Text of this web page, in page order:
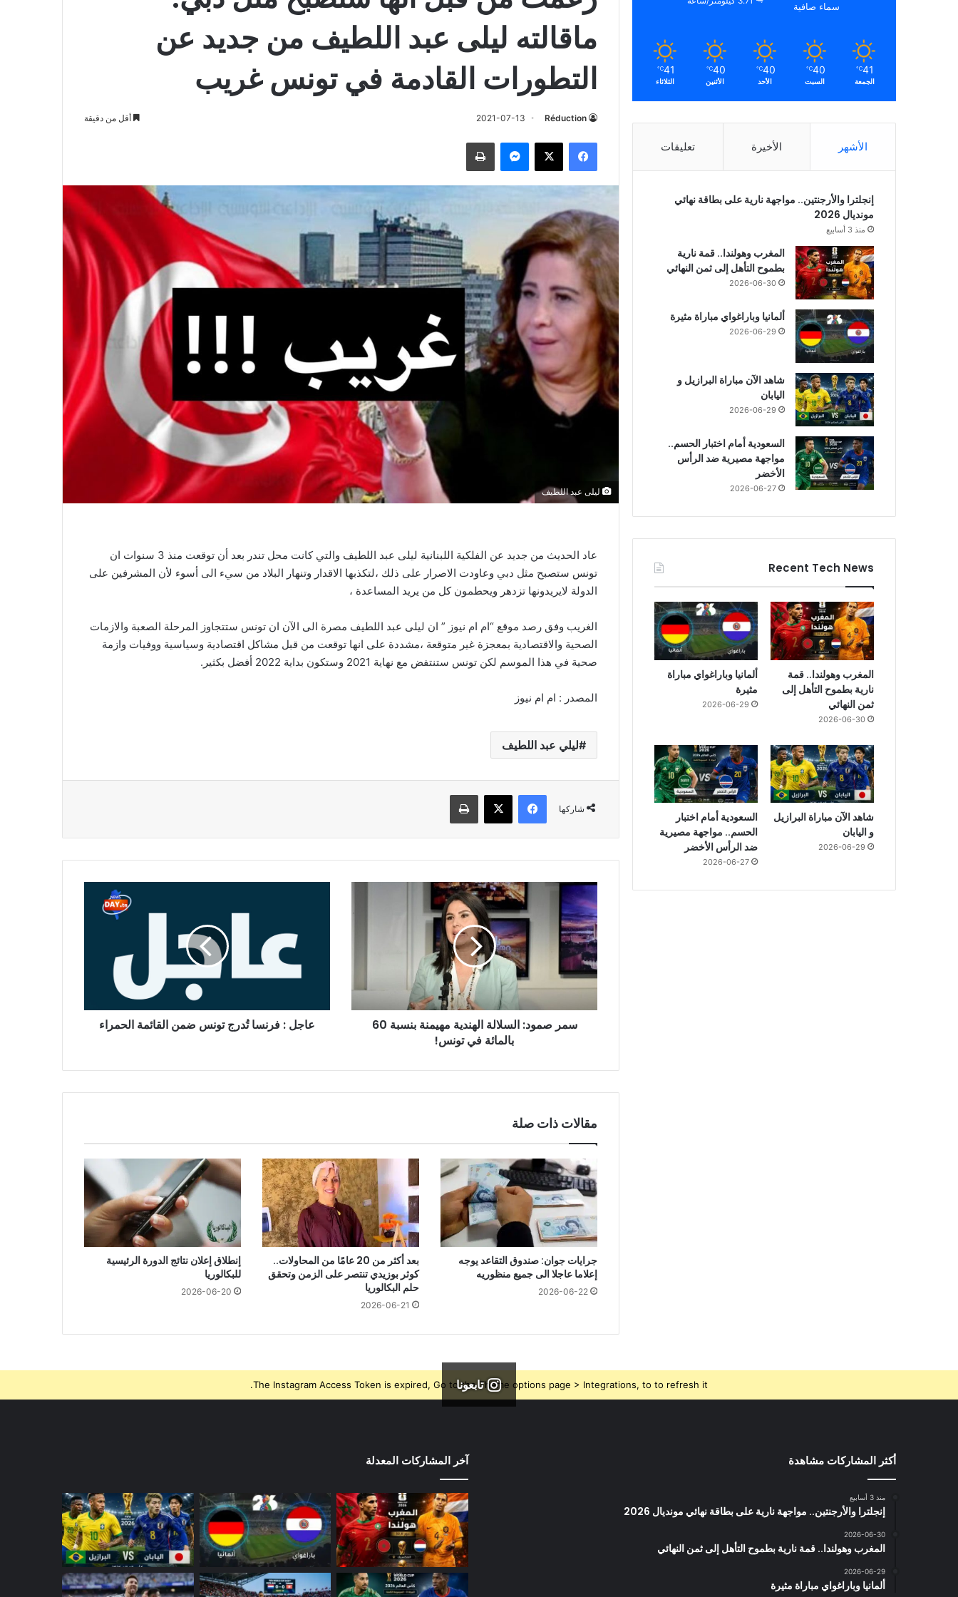
ماقالته ليلى عبد اللطيف من جديد عن
التطورات القادمة في تونس غريب
Réduction
2021-07-13 أقل من دقيقة
فيسبوك ‫X ماسنجر طباعة
ليلى عبد اللطيف
عاد الحديث من جديد عن الفلكية اللبنانية ليلى عبد اللطيف والتي كانت محل تندر بعد أن توقعت منذ 3 سنوات ان
تونس ستصبح مثل دبي وعاودت الاصرار على ذلك ،لتكذبها الاقدار وتنهار البلاد من سيء الى أسوء لأن المشرفين على
الدولة لايريدونها تزدهر ويحطمون كل من يريد المساعدة ،
الغريب وفق رصد موقع “ام ام نيوز ” ان ليلى عبد اللطيف مصرة الى الآن ان تونس ستتجاوز المرحلة الصعبة والازمات
الصحية والاقتصادية بمعجزة غير متوقعة ،مشددة على انها توقعت من قبل مشاكل اقتصادية وسياسية ووفيات وازمة
صحية في هذا الموسم لكن تونس ستنتفض مع نهاية 2021 وستكون بداية 2022 أفضل بكثير.
المصدر : ام ام نيوز
ليلي عبد اللطيف
شاركها
فيسبوك ‫X طباعة
سمر
صمود:
السلالة
الهندية
مهيمنة
بنسبة
60
في
تونس!
سمر صمود: السلالة الهندية مهيمنة بنسبة 60
بالمائة في تونس!
عاجل : فرنسا تُدرج تونس ضمن القائمة الحمراء
مقالات ذات صلة
جرايات جوان: صندوق التقاعد يوجه
إعلاما عاجلا الى جميع منظوريه
2026-06-22
بعد أكثر من 20 عامًا من المحاولات..
كوثر بوزيدي تنتصر على الزمن وتحقق
حلم البكالوريا
2026-06-21
إنطلاق إعلان نتائج الدورة الرئيسية
للبكالوريا
2026-06-20
سماء صافية
41
℃
الجمعة
40
℃
السبت
40
℃
الأحد
40
℃
الأثنين
41
℃
الثلاثاء
الأشهر الأخيرة تعليقات
إنجلترا والأرجنتين.. مواجهة نارية على بطاقة نهائي
مونديال 2026
منذ 3 أسابيع
المغرب وهولندا.. قمة نارية
بطموح التأهل إلى ثمن النهائي
2026-06-30
ألمانيا وباراغواي مباراة مثيرة
2026-06-29
شاهد الآن مباراة البرازيل و
اليابان
2026-06-29
السعودية أمام اختبار الحسم..
مواجهة مصيرية ضد الرأس
الأخضر
2026-06-27
Recent Tech News
المغرب وهولندا.. قمة
نارية بطموح التأهل إلى
ثمن النهائي
2026-06-30
ألمانيا وباراغواي مباراة
مثيرة
2026-06-29
شاهد الآن مباراة البرازيل
و اليابان
2026-06-29
السعودية أمام اختبار
الحسم.. مواجهة مصيرية
ضد الرأس الأخضر
2026-06-27
تابعونا
The Instagram Access Token is expired, Go to the Theme options page > Integrations, to to refresh it.
أكثر المشاركات مشاهدة
منذ 3 أسابيع
إنجلترا والأرجنتين.. مواجهة نارية على بطاقة نهائي مونديال 2026
2026-06-30
المغرب وهولندا.. قمة نارية بطموح التأهل إلى ثمن النهائي
2026-06-29
ألمانيا وباراغواي مباراة مثيرة
آخر المشاركات المعدلة